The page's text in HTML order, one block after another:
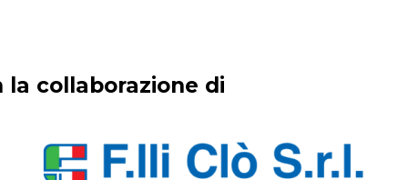
la collaborazione di